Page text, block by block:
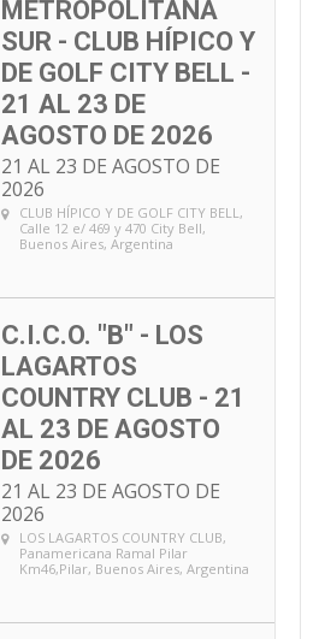
METROPOLITANA
SUR - CLUB HÍPICO Y
DE GOLF CITY BELL -
21 AL 23 DE
AGOSTO DE 2026
21 AL 23 DE AGOSTO DE
2026
CLUB HÍPICO Y DE GOLF CITY BELL,
Calle 12 e/ 469 y 470 City Bell,
Buenos Aires, Argentina
C.I.C.O. "B" - LOS
LAGARTOS
COUNTRY CLUB - 21
AL 23 DE AGOSTO
DE 2026
21 AL 23 DE AGOSTO DE
2026
LOS LAGARTOS COUNTRY CLUB,
Panamericana Ramal Pilar
Km46,Pilar, Buenos Aires, Argentina